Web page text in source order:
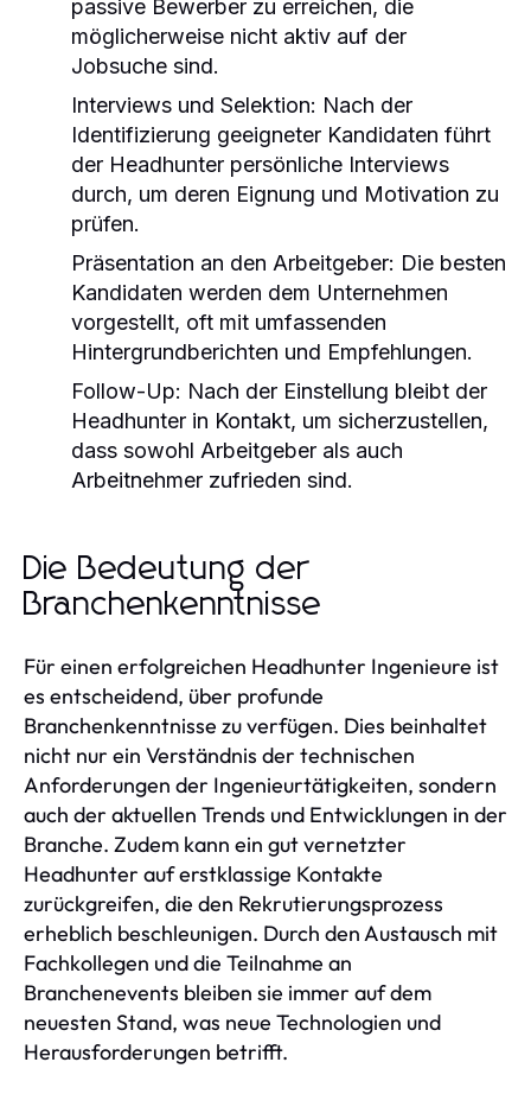
passive Bewerber zu erreichen, die
möglicherweise nicht aktiv auf der
Jobsuche sind.
Interviews und Selektion: Nach der
Identifizierung geeigneter Kandidaten führt
der Headhunter persönliche Interviews
durch, um deren Eignung und Motivation zu
prüfen.
Präsentation an den Arbeitgeber: Die besten
Kandidaten werden dem Unternehmen
vorgestellt, oft mit umfassenden
Hintergrundberichten und Empfehlungen.
Follow-Up: Nach der Einstellung bleibt der
Headhunter in Kontakt, um sicherzustellen,
dass sowohl Arbeitgeber als auch
Arbeitnehmer zufrieden sind.
Die Bedeutung der
Branchenkenntnisse
Für einen erfolgreichen Headhunter Ingenieure ist
es entscheidend, über profunde
Branchenkenntnisse zu verfügen. Dies beinhaltet
nicht nur ein Verständnis der technischen
Anforderungen der Ingenieurtätigkeiten, sondern
auch der aktuellen Trends und Entwicklungen in der
Branche. Zudem kann ein gut vernetzter
Headhunter auf erstklassige Kontakte
zurückgreifen, die den Rekrutierungsprozess
erheblich beschleunigen. Durch den Austausch mit
Fachkollegen und die Teilnahme an
Branchenevents bleiben sie immer auf dem
neuesten Stand, was neue Technologien und
Herausforderungen betrifft.